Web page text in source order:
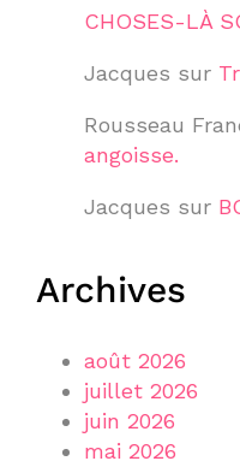
CHOSES-LÀ
Jacques sur
Rousseau
angoisse.
Jacques sur
Archives
août 2026
juillet 2026
juin 2026
mai 2026